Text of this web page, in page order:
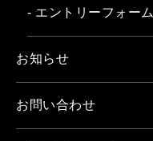
- エントリーフォーム
お知らせ
お問い合わせ